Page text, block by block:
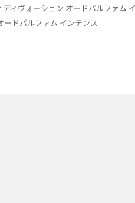
ィヴォーション オードパルファム
ードパルファム インテンス